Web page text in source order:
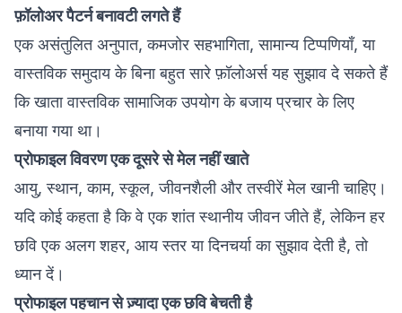
फ़ॉलोअर पैटर्न बनावटी लगते हैं
एक असंतुलित अनुपात, कमजोर सहभागिता, सामान्य टिप्पणियाँ, या
वास्तविक समुदाय के बिना बहुत सारे फ़ॉलोअर्स यह सुझाव दे सकते हैं
कि खाता वास्तविक सामाजिक उपयोग के बजाय प्रचार के लिए
बनाया गया था।
प्रोफाइल विवरण एक दूसरे से मेल नहीं खाते
आयु, स्थान, काम, स्कूल, जीवनशैली और तस्वीरें मेल खानी चाहिए।
यदि कोई कहता है कि वे एक शांत स्थानीय जीवन जीते हैं, लेकिन हर
छवि एक अलग शहर, आय स्तर या दिनचर्या का सुझाव देती है, तो
ध्यान दें।
प्रोफाइल पहचान से ज़्यादा एक छवि बेचती है